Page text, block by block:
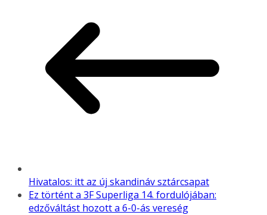
Hivatalos: itt az új skandináv sztárcsapat
Ez történt a 3F Superliga 14. fordulójában:
edzőváltást hozott a 6-0-ás vereség